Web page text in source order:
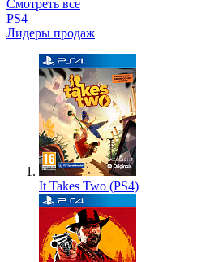
Смотреть все
PS4
Лидеры продаж
It Takes Two (PS4)